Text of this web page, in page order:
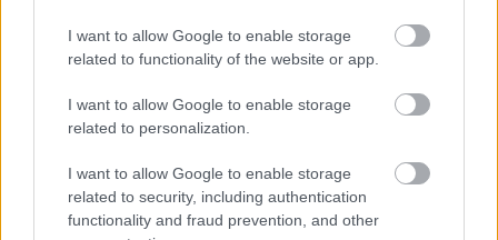
I want to allow Google to enable storage
related to functionality of the website or app.
I want to allow Google to enable storage
related to personalization.
I want to allow Google to enable storage
related to security, including authentication
functionality and fraud prevention, and other
Természetesen amint megszólalt az Orákulum,
nyomába szegődött a teljes kormánymédia és
nehéz időrendi sorrendbe rendezni a
megjelenéseket, de a legfontosabb az, hogy a
kormánypárt politikusai (Szijjártó Péter,
Deutsch Tamás, Kovács Zoltán, stb.),
orgánumai, „influencerei” és tányérnyalói mind-